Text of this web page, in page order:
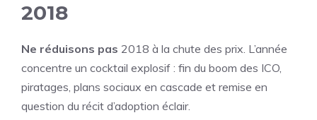
2018
Ne réduisons pas 2018 à la chute des prix. L’année
concentre un cocktail explosif : fin du boom des ICO,
piratages, plans sociaux en cascade et remise en
question du récit d’adoption éclair.